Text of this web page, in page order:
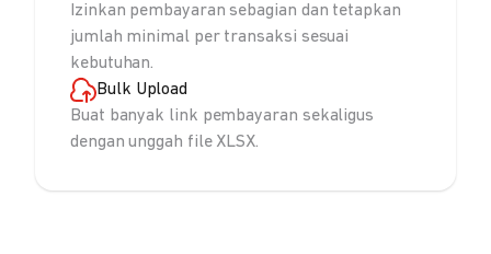
Izinkan pembayaran sebagian dan tetapkan
jumlah minimal per transaksi sesuai
kebutuhan.
Bulk Upload
Buat banyak link pembayaran sekaligus
dengan unggah file XLSX.